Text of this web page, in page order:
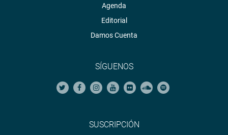
Agenda
Editorial
Damos Cuenta
SÍGUENOS
SUSCRIPCIÓN